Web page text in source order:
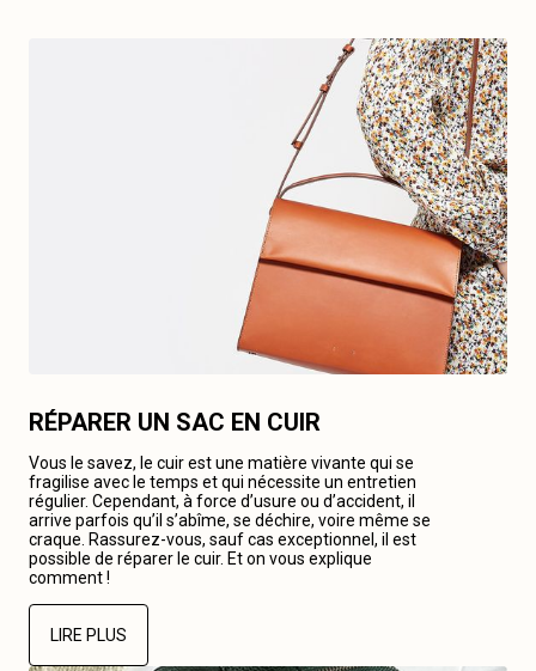
RÉPARER UN SAC EN CUIR
Vous le savez, le cuir est une matière vivante qui se
fragilise avec le temps et qui nécessite un entretien
régulier. Cependant, à force d’usure ou d’accident, il
arrive parfois qu’il s’abîme, se déchire, voire même se
craque. Rassurez-vous, sauf cas exceptionnel, il est
possible de réparer le cuir. Et on vous explique
comment !
LIRE PLUS